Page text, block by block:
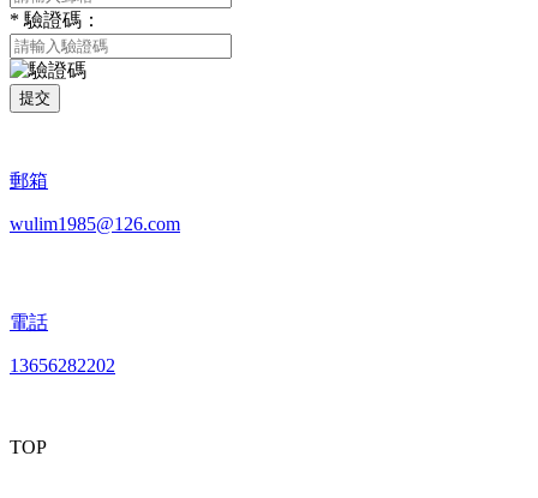
* 驗證碼：
提交
郵箱
wulim1985@126.com
電話
13656282202
TOP